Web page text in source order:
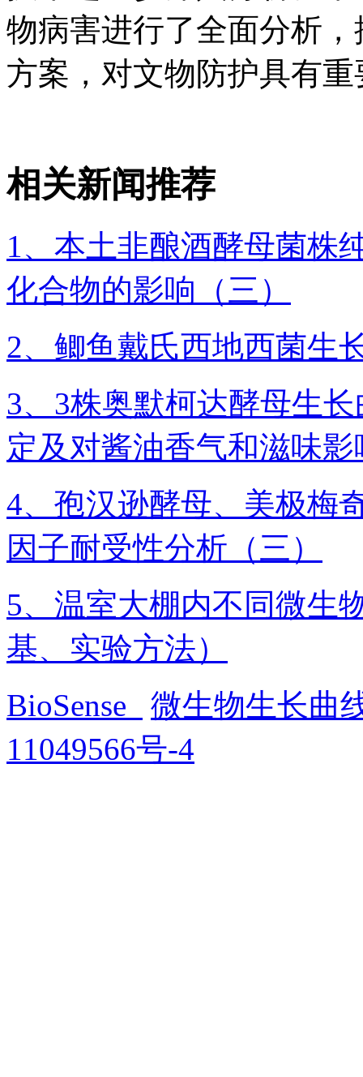
物病害进行了全面分析
方案，对文物防护具有
相关新闻推荐
1、本土非酿酒酵母菌株
化合物的影响（三）
2、鲫鱼戴氏西地西菌生
3、3株奥默柯达酵母生
定及对酱油香气和滋味
4、孢汉逊酵母、美极梅
因子耐受性分析（三）
5、温室大棚内不同微生
基、实验方法）
BioSense
微生物生长曲
11049566号-4